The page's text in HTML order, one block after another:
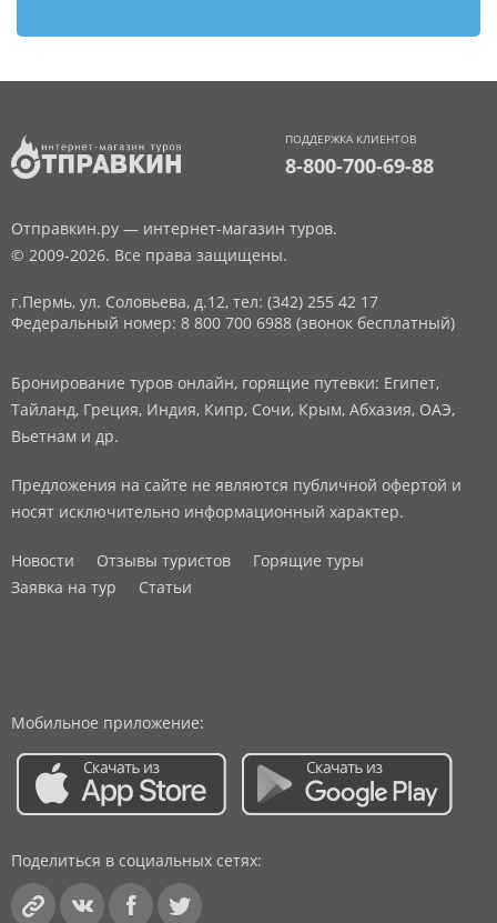
ПОДДЕРЖКА КЛИЕНТОВ
8-800-700-69-88
Отправкин.ру — интернет-магазин туров.
© 2009-2026. Все права защищены.
г.Пермь, ул. Соловьева, д.12, тел: (342) 255 42 17
Федеральный номер: 8 800 700 6988 (звонок бесплатный)
Бронирование туров онлайн, горящие путевки: Египет,
Тайланд, Греция, Индия, Кипр, Сочи, Крым, Абхазия, ОАЭ,
Вьетнам и др.
Предложения на сайте не являются публичной офертой и
носят исключительно информационный характер.
Новости Отзывы туристов
Горящие туры
Заявка на тур
Статьи
Мобильное приложение:
Поделиться в социальных сетях: